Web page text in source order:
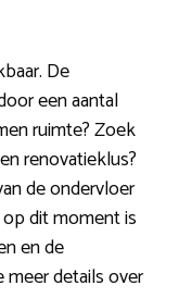
De
een aantal
ruimte? Zoek
renovatieklus?
de ondervloer
dit moment is
en de
meer details over